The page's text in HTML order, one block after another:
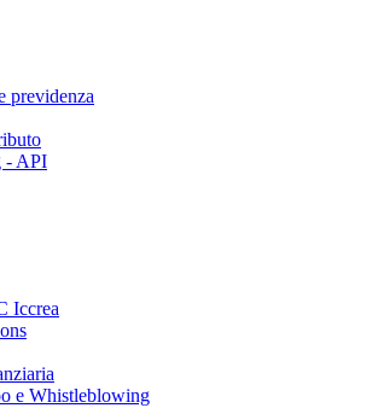
previdenza
- API
Iccrea
e Whistleblowing